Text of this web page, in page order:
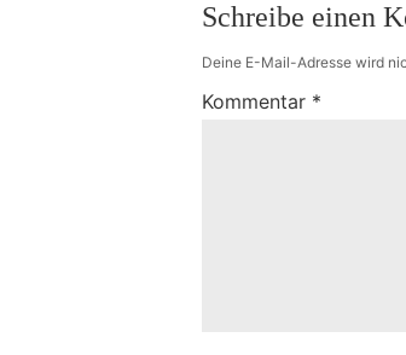
Schreibe einen
Deine E-Mail-Adresse wird
Kommentar *